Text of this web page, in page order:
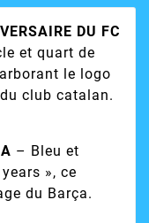
DU FC
et quart de
le logo
club catalan.
– Bleu et
», ce
du Barça.